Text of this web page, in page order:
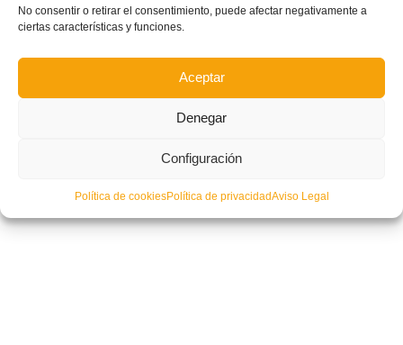
No consentir o retirar el consentimiento, puede afectar negativamente a
ciertas características y funciones.
Aceptar
Denegar
Configuración
Política de cookiesPolítica de privacidadAviso Legal